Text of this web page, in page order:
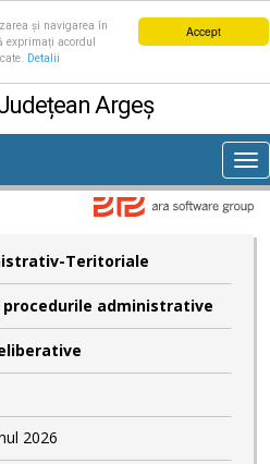
Accept
și navigarea în
exprimați acordul
Detalii
Argeș
Teritoriale
administrative
2026